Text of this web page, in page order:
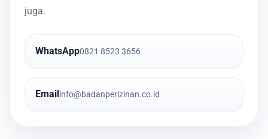
juga.
WhatsApp0821 8523 3656
Email info@badanperizinan.co.id